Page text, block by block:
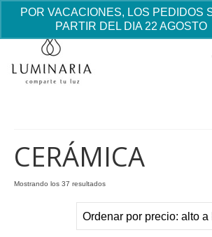
POR VACACIONES, LOS PEDIDOS
PARTIR DEL DIA 22 AGOSTO
CERÁMICA
Mostrando los 37 resultadosOrdenado
Colgante Aro
Madrina. - Coral